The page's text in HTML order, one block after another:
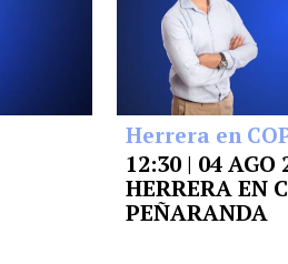
Herrera en
12:30 | 04 AGO
HERRERA EN
PEÑARANDA